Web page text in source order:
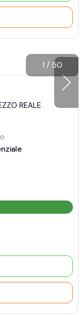
1 / 50
REALE